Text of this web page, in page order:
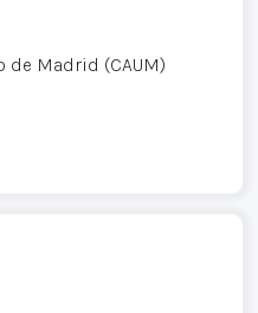
de Madrid (CAUM)